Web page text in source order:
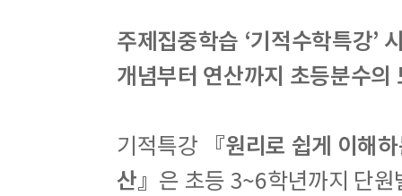
주제집중학습 ‘기적수학특강’
개념부터 연산까지 초등분수
기적특강 『원리로 쉽게 이해
산』 은 초등 3~6학년까지 단